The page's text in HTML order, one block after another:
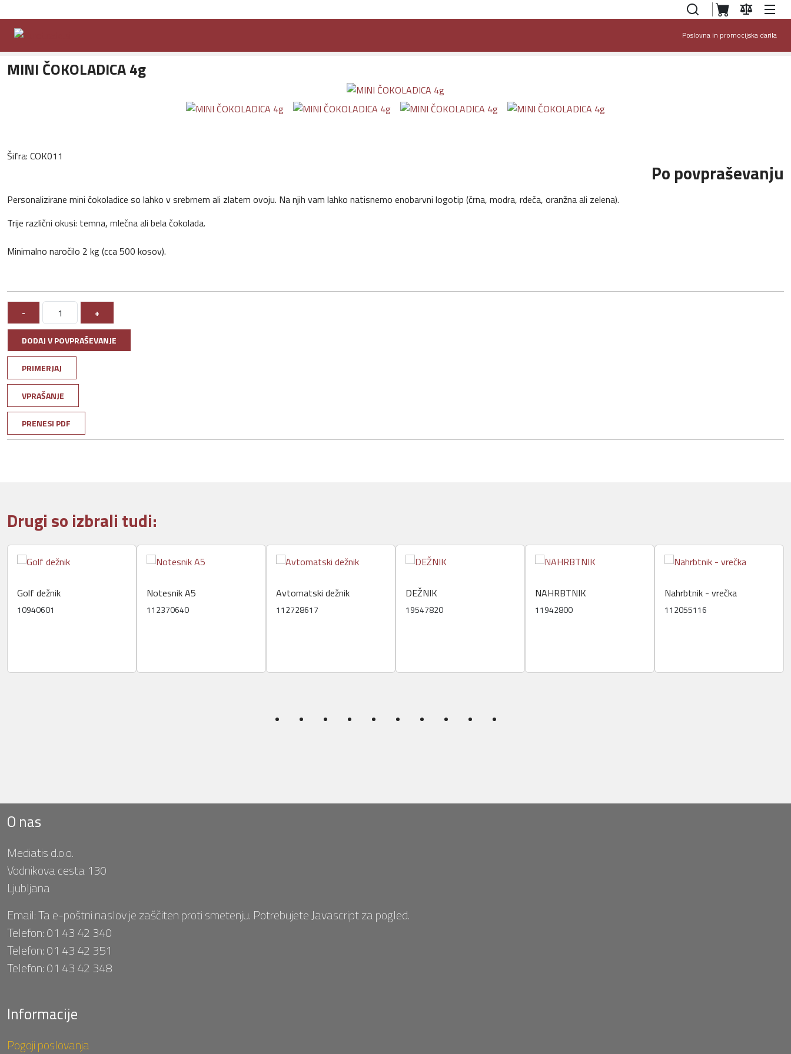
Poslovna in promocijska darila
MINI ČOKOLADICA 4g
Šifra: COK011
Po povpraševanju
Personalizirane mini čokoladice so lahko v srebrnem ali zlatem ovoju. Na njih vam lahko natisnemo enobarvni logotip (črna, modra, rdeča, oranžna ali zelena).
Trije različni okusi: temna, mlečna ali bela čokolada.
Minimalno naročilo 2 kg (cca 500 kosov).
- +
DODAJ V POVPRAŠEVANJE
PRIMERJAJ
VPRAŠANJE
PRENESI PDF
Drugi so izbrali tudi:
Golf dežnik
10940601
Notesnik A5
112370640
Avtomatski dežnik
112728617
DEŽNIK
19547820
NAHRBTNIK
11942800
Nahrbtnik - vrečka
112055116
O nas
Mediatis d.o.o.
Vodnikova cesta 130
Ljubljana
Email:Ta e-poštni naslov je zaščiten proti smetenju. Potrebujete Javascript za pogled.
Telefon:01 43 42 340
Telefon:01 43 42 351
Telefon:01 43 42 348
Informacije
Pogoji poslovanja